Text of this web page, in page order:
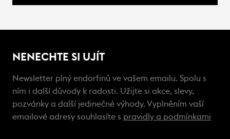
NENECHTE SI UJÍT
Newsletter plný endorfinů ve vašem emailu. Spolu s
ním i další důvody k radosti. Užijte si akce, slevy,
pozvánky a další jedinečné výhody. Vyplněním vaší
emailové adresy souhlasíte s pravidly a podmínkami